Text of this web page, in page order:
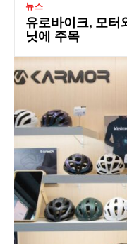
뉴스
유로바이크, 모터
닛에 주목